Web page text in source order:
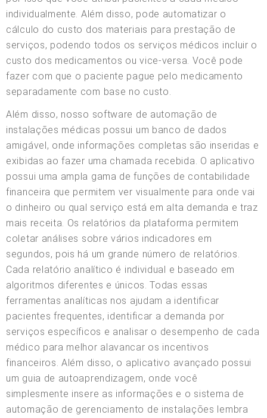
individualmente. Além disso, pode automatizar o
cálculo do custo dos materiais para prestação de
serviços, podendo todos os serviços médicos incluir o
custo dos medicamentos ou vice-versa. Você pode
fazer com que o paciente pague pelo medicamento
separadamente com base no custo.
Além disso, nosso software de automação de
instalações médicas possui um banco de dados
amigável, onde informações completas são inseridas e
exibidas ao fazer uma chamada recebida. O aplicativo
possui uma ampla gama de funções de contabilidade
financeira que permitem ver visualmente para onde vai
o dinheiro ou qual serviço está em alta demanda e traz
mais receita. Os relatórios da plataforma permitem
coletar análises sobre vários indicadores em
segundos, pois há um grande número de relatórios.
Cada relatório analítico é individual e baseado em
algoritmos diferentes e únicos. Todas essas
ferramentas analíticas nos ajudam a identificar
pacientes frequentes, identificar a demanda por
serviços específicos e analisar o desempenho de cada
médico para melhor alavancar os incentivos
financeiros. Além disso, o aplicativo avançado possui
um guia de autoaprendizagem, onde você
simplesmente insere as informações e o sistema de
automação de gerenciamento de instalações lembra